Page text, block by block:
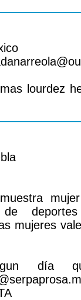
lourdez
mujeres
día